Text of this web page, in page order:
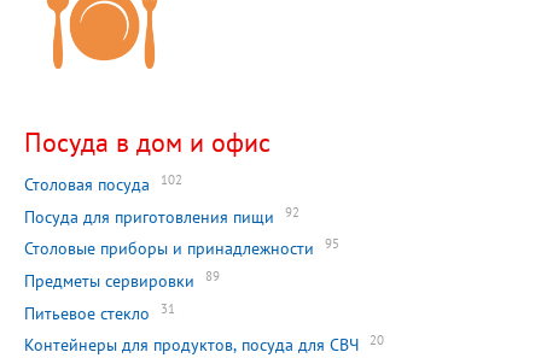
Посуда в дом и офис
Столовая посуда 102
Посуда для приготовления пищи 92
Столовые приборы и принадлежности 95
Предметы сервировки 89
Питьевое стекло 31
Контейнеры для продуктов, посуда для СВЧ 20